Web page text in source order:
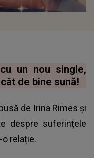
un nou single,
de bine sună!
de Irina Rimes și
despre suferințele
relație.